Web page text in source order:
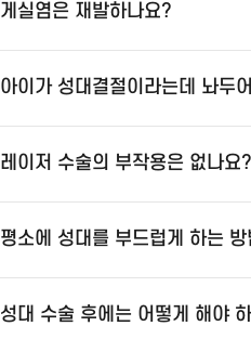
게실염은 재발하나요?
아이가 성대결절이라는데 놔두
레이저 수술의 부작용은 없나요?
평소에 성대를 부드럽게 하는
성대 수술 후에는 어떻게 해야